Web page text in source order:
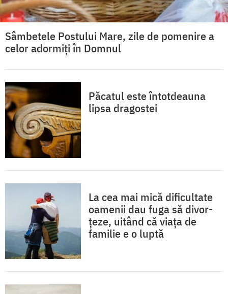
Sâmbetele Postului Mare, zile de pomenire a
celor adormiți în Domnul
Păcatul este întotdeauna
lipsa dragostei
La cea mai mică dificultate
oamenii dau fuga să divor­
țeze, uitând că viața de
familie e o luptă